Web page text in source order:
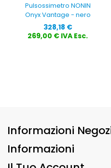
Pulsossimetro NONIN
Onyx Vantage - nero
Prezzo
328,18 €
269,00 € IVA Esc.
Informazioni
Informazioni